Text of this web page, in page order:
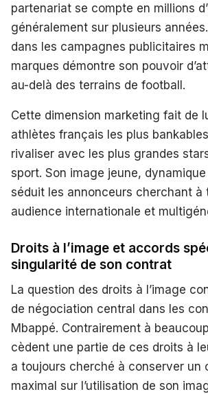
partenariat se compte en millions
généralement sur plusieurs
dans les campagnes publicitaires
marques démontre son pouvoir
au-delà des terrains de football.
Cette dimension marketing fait de
athlètes français les plus
rivaliser avec les plus grandes
sport. Son image jeune,
séduit les annonceurs cherchant à
audience internationale et
Droits à l’image et accords
singularité de son contrat
La question des droits à l’image
de négociation central dans les
Mbappé. Contrairement à
cèdent une partie de ces droits à
a toujours cherché à conserver un
maximal sur l’utilisation de son